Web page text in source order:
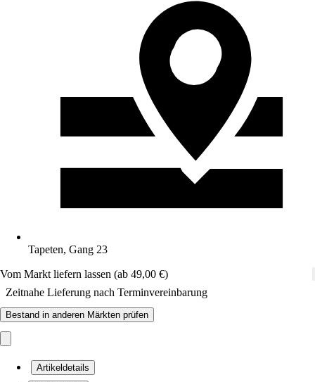
Tapeten, Gang 23
Vom Markt liefern lassen (ab 49,00 €)
Zeitnahe Lieferung nach Terminvereinbarung
Bestand in anderen Märkten prüfen
Artikeldetails